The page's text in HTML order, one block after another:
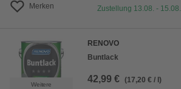
Merken
Zustellung 13.08. - 15.08.
Weitere
RENOVO
Buntlack
42,99 € (17,20 € / l)